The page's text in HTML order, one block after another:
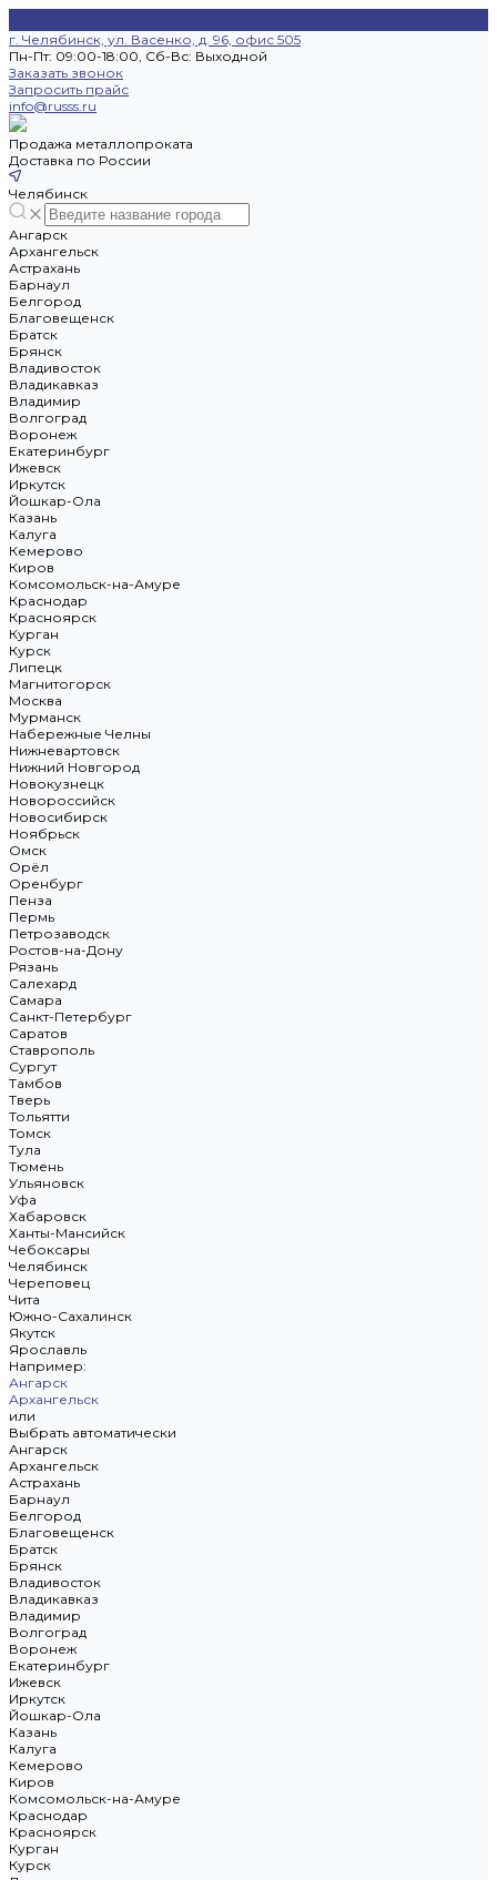
г. Челябинск, ул. Васенко, д. 96, офис 505
Пн-Пт: 09:00-18:00, Cб-Вс: Выходной
Заказать звонок
Запросить прайс
info@russs.ru
Продажа металлопроката
Доставка по России
Челябинск
Ангарск
Архангельск
Астрахань
Барнаул
Белгород
Благовещенск
Братск
Брянск
Владивосток
Владикавказ
Владимир
Волгоград
Воронеж
Екатеринбург
Ижевск
Иркутск
Йошкар-Ола
Казань
Калуга
Кемерово
Киров
Комсомольск-на-Амуре
Краснодар
Красноярск
Курган
Курск
Липецк
Магнитогорск
Москва
Мурманск
Набережные Челны
Нижневартовск
Нижний Новгород
Новокузнецк
Новороссийск
Новосибирск
Ноябрьск
Омск
Орёл
Оренбург
Пенза
Пермь
Петрозаводск
Ростов-на-Дону
Рязань
Салехард
Самара
Санкт-Петербург
Саратов
Ставрополь
Сургут
Тамбов
Тверь
Тольятти
Томск
Тула
Тюмень
Ульяновск
Уфа
Хабаровск
Ханты-Мансийск
Чебоксары
Челябинск
Череповец
Чита
Южно-Сахалинск
Якутск
Ярославль
Например:
Ангарск
Архангельск
или
Выбрать автоматически
Ангарск
Архангельск
Астрахань
Барнаул
Белгород
Благовещенск
Братск
Брянск
Владивосток
Владикавказ
Владимир
Волгоград
Воронеж
Екатеринбург
Ижевск
Иркутск
Йошкар-Ола
Казань
Калуга
Кемерово
Киров
Комсомольск-на-Амуре
Краснодар
Красноярск
Курган
Курск